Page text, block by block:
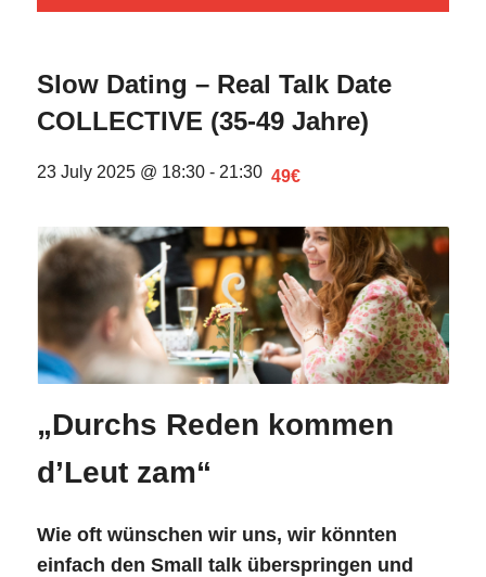
Slow Dating – Real Talk Date
COLLECTIVE (35-49 Jahre)
23 July 2025 @ 18:30- 21:30 49€
„Durchs Reden kommen
d’Leut zam“
Wie oft wünschen wir uns, wir könnten
einfach den Small talk überspringen und